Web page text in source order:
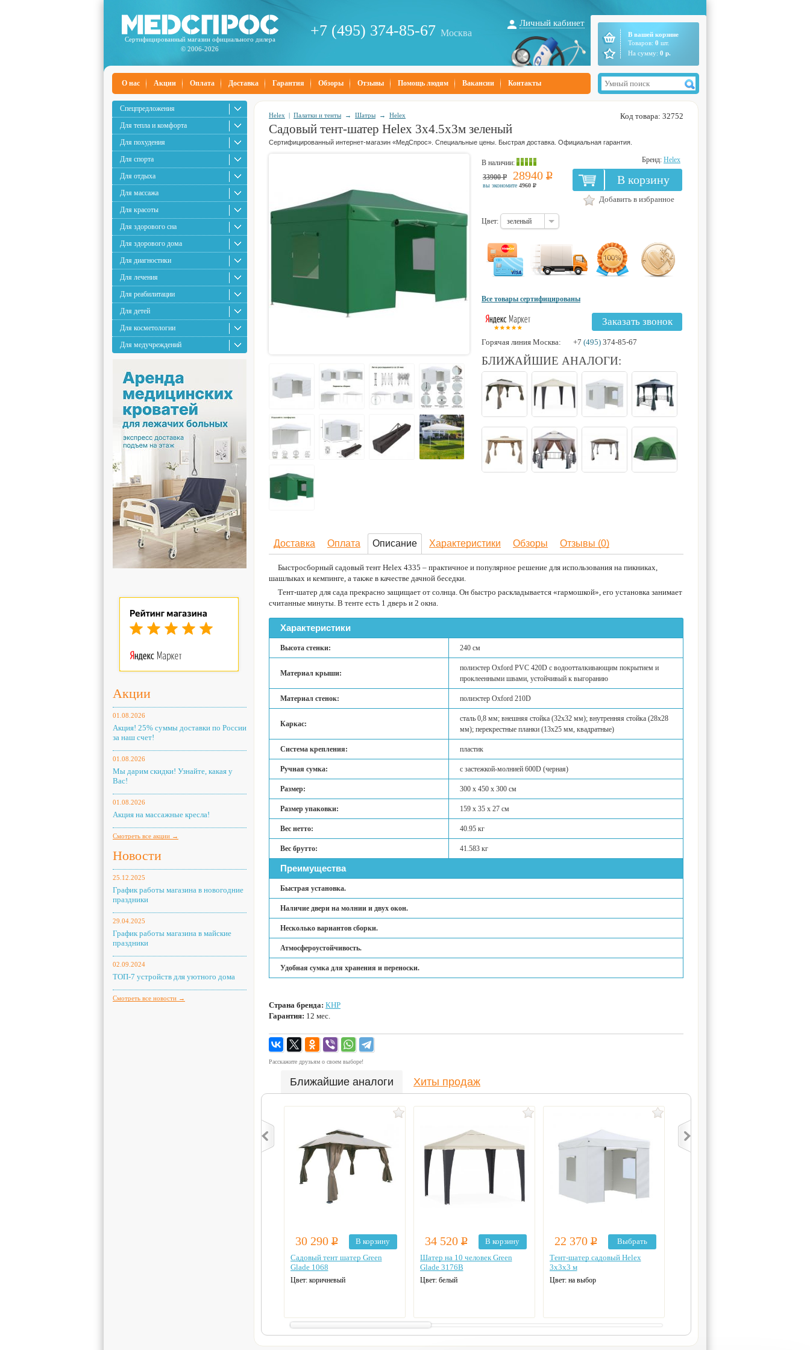
Сертифицированный магазин официального дилера
© 2006-2026
+7 (495) 374-85-67 Москва
Личный кабинет
В вашей корзине
Товаров: 0 шт.
На сумму: 0 р.
О нас Акции Оплата Доставка Гарантия Обзоры Отзывы Помощь людям Вакансии Контакты
Спецпредложения
Для тепла и комфорта
Для похудения
Для спорта
Для отдыха
Для массажа
Для красоты
Для здорового сна
Для здорового дома
Для диагностики
Для лечения
Для реабилитации
Для детей
Для косметологии
Для медучреждений
Акции
01.08.2026
Акция! 25% суммы доставки по России
за наш счет!
01.08.2026
Мы дарим скидки! Узнайте, какая у
Вас!
01.08.2026
Акция на массажные кресла!
Смотреть все акции →
Новости
25.12.2025
График работы магазина в новогодние
праздники
29.04.2025
График работы магазина в майские
праздники
02.09.2024
ТОП-7 устройств для уютного дома
Смотреть все новости →
Код товара: 32752
Helex | Палатки и тенты → Шатры → Helex
Садовый тент-шатер Helex 3x4.5х3м зеленый
Сертифицированный интернет-магазин «МедСпрос». Специальные цены. Быстрая доставка. Официальная гарантия.
В наличии: Бренд: Helex
33900 Р 28940 Р
вы экономите 4960 Р В корзину
Добавить в избранное
Цвет: зеленый
Все товары сертифицированы
Заказать звонок
Горячая линия Москва: +7 (495) 374-85-67
БЛИЖАЙШИЕ АНАЛОГИ:
Доставка Оплата Описание Характеристики Обзоры Отзывы (0)
Быстросборный садовый тент Helex 4335 – практичное и популярное решение для использования на пикниках,
шашлыках и кемпинге, а также в качестве дачной беседки.
Тент-шатер для сада прекрасно защищает от солнца. Он быстро раскладывается «гармошкой», его установка занимает
считанные минуты. В тенте есть 1 дверь и 2 окна.
Характеристики
Высота стенки: 240 см
Материал крыши:
полиэстер Oxford PVC 420D с водоотталкивающим покрытием и
проклеенными швами, устойчивый к выгоранию
Материал стенок: полиэстер Oxford 210D
Каркас:
сталь 0,8 мм; внешняя стойка (32x32 мм); внутренняя стойка (28x28
мм); перекрестные планки (13x25 мм, квадратные)
Система крепления: пластик
Ручная сумка: с застежкой-молнией 600D (черная)
Размер: 300 x 450 х 300 см
Размер упаковки: 159 x 35 x 27 см
Вес нетто: 40.95 кг
Вес брутто: 41.583 кг
Преимущества
Быстрая установка.
Наличие двери на молнии и двух окон.
Несколько вариантов сборки.
Атмосфероустойчивость.
Удобная сумка для хранения и переноски.
Страна бренда: КНР
Гарантия: 12 мес.
Расскажите друзьям о своем выборе!
Ближайшие аналоги Хиты продаж
30 290 Р
В корзину
Садовый тент шатер Green
Glade 1068
Цвет: коричневый
34 520 Р
В корзину
Шатер на 10 человек Green
Glade 3176В
Цвет: белый
22 370 Р
Выбрать
Тент-шатер садовый Helex
3x3х3 м
Цвет: на выбор